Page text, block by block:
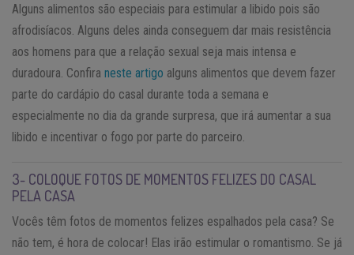
Alguns alimentos são especiais para estimular a libido pois são
afrodisíacos. Alguns deles ainda conseguem dar mais resistência
aos homens para que a relação sexual seja mais intensa e
duradoura. Confira neste artigo alguns alimentos que devem fazer
parte do cardápio do casal durante toda a semana e
especialmente no dia da grande surpresa, que irá aumentar a sua
libido e incentivar o fogo por parte do parceiro.
3- COLOQUE FOTOS DE MOMENTOS FELIZES DO CASAL
PELA CASA
Vocês têm fotos de momentos felizes espalhados pela casa? Se
não tem, é hora de colocar! Elas irão estimular o romantismo. Se já